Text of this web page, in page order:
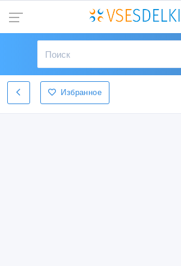
Избранное